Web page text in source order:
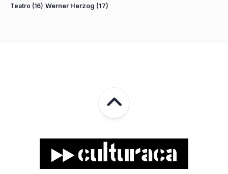
Teatro (16) Werner Herzog (17)